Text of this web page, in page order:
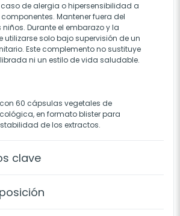
caso de alergia o hipersensibilidad a
Mantener fuera del
Durante el embarazo y la
solo bajo supervisión de un
Este complemento no sustituye
ni un estilo de vida saludable.
60 cápsulas vegetales de
en formato blister para
de los extractos.
clave